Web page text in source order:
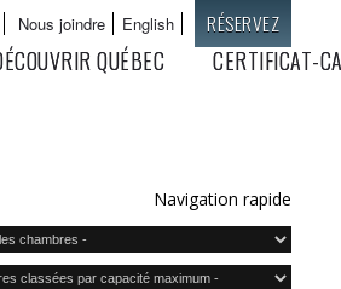
Langues
English
Nous joindre
QUÉBEC CERTIFICAT-
RÉSERVEZ
Navigation rapide